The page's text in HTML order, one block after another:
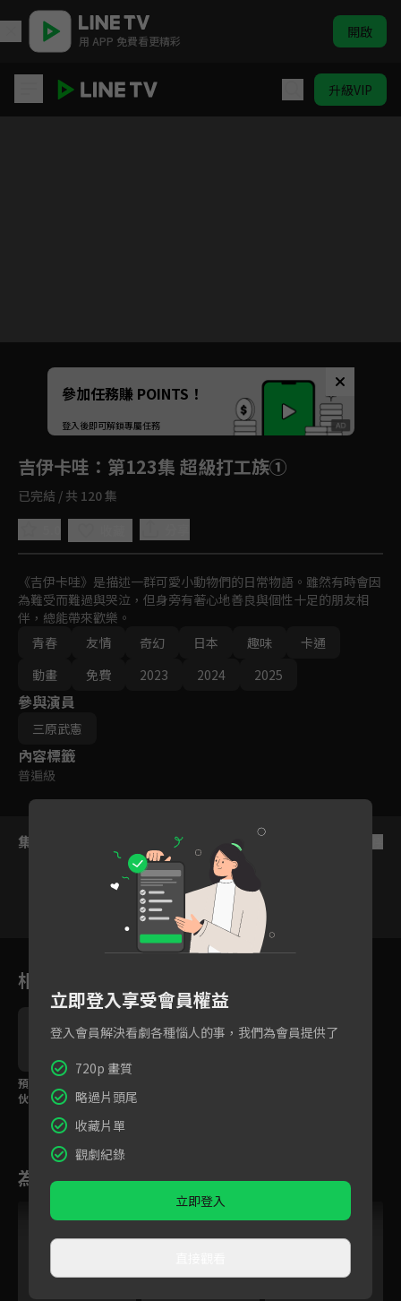
用 APP 免費看更精彩 開啟
升級VIP
Unmute
如有不便請見諒
參加任務賺 POINTS！
登入後即可解鎖專屬任務
吉伊卡哇 ：第123集 超級打工族①
已完結 / 共 120 集
《吉伊卡哇》是描述一群可愛小動物們的日常物語。雖然有時會因
為難受而難過與哭泣，但身旁有著心地善良與個性十足的朋友相
伴，總能帶來歡樂。
青春
友情 奇幻 日本 趣味
卡通
動畫
免費 2023 2024 2025
參與演員
三原武憲
內容標籤
普遍級
集數列表
122 123 124 125
相關花絮
預告｜又小又可愛的傢
伙「吉伊卡哇」！有朋
為您推薦
立即登入享受會員權益
登入會員解決看劇各種惱人的事，我們為會員提供了
720p 畫質
略過片頭尾
收藏片單
觀劇紀錄
立即登入